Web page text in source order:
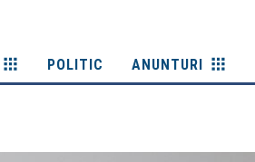
POLITIC ANUNTURI